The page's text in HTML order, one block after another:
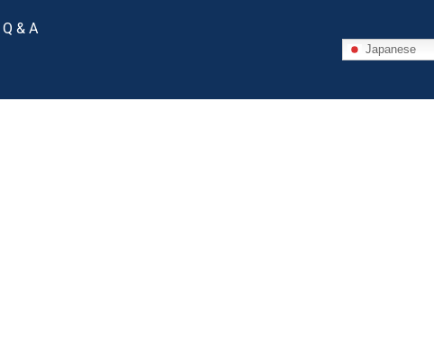
Q & A
Japanese